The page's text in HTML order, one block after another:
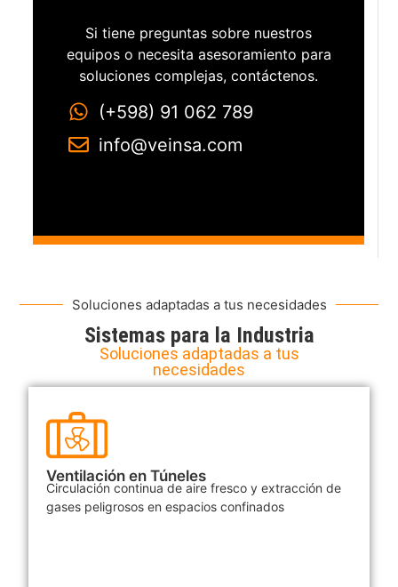
Si tiene preguntas sobre nuestros
equipos o necesita asesoramiento para
soluciones complejas, contáctenos.
(+598) 91 062 789
info@veinsa.com
Soluciones adaptadas a tus necesidades
Sistemas para la Industria
Soluciones adaptadas a tus
necesidades
Ventilación en Túneles
Circulación continua de aire fresco y extracción de
gases peligrosos en espacios confinados